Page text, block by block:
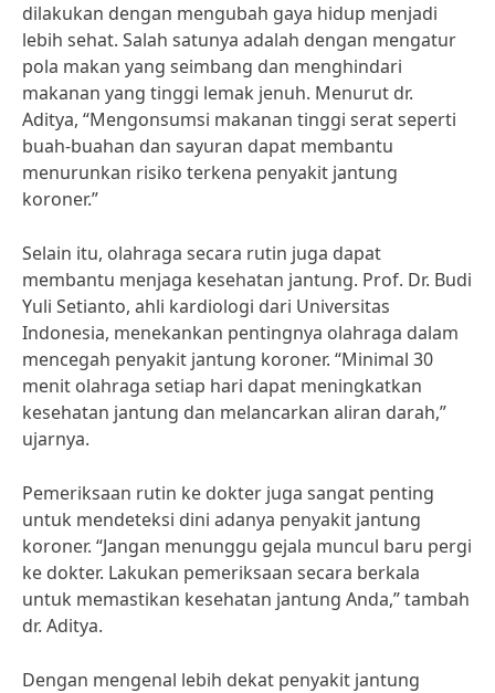
dilakukan dengan mengubah gaya hidup menjadi
lebih sehat. Salah satunya adalah dengan mengatur
pola makan yang seimbang dan menghindari
makanan yang tinggi lemak jenuh. Menurut dr.
Aditya, “Mengonsumsi makanan tinggi serat seperti
buah-buahan dan sayuran dapat membantu
menurunkan risiko terkena penyakit jantung
koroner.”
Selain itu, olahraga secara rutin juga dapat
membantu menjaga kesehatan jantung. Prof. Dr. Budi
Yuli Setianto, ahli kardiologi dari Universitas
Indonesia, menekankan pentingnya olahraga dalam
mencegah penyakit jantung koroner. “Minimal 30
menit olahraga setiap hari dapat meningkatkan
kesehatan jantung dan melancarkan aliran darah,”
ujarnya.
Pemeriksaan rutin ke dokter juga sangat penting
untuk mendeteksi dini adanya penyakit jantung
koroner. “Jangan menunggu gejala muncul baru pergi
ke dokter. Lakukan pemeriksaan secara berkala
untuk memastikan kesehatan jantung Anda,” tambah
dr. Aditya.
Dengan mengenal lebih dekat penyakit jantung